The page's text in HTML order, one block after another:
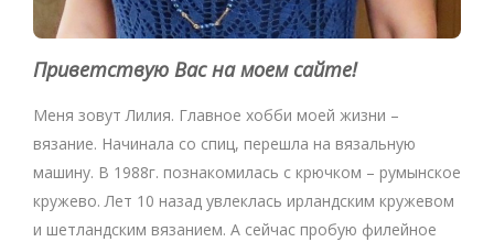
Приветствую Вас на моем сайте!
Меня зовут Лилия. Главное хобби моей жизни –
вязание. Начинала со спиц, перешла на вязальную
машину. В 1988г. познакомилась с крючком – румынское
кружево. Лет 10 назад увлеклась ирландским кружевом
и шетландским вязанием. А сейчас пробую филейное